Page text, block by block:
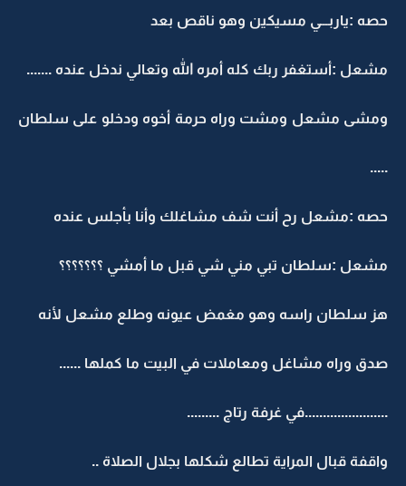
حصه :ياربـــي مسيكين وهو ناقص بعد
مشعل :أستغفر ربك كله أمره الله وتعالي ندخل عنده .......
ومشى مشعل ومشت وراه حرمة أخوه ودخلو على سلطان
.....
حصه :مشعل رح أنت شف مشاغلك وأنا بأجلس عنده
مشعل :سلطان تبي مني شي قبل ما أمشي ؟؟؟؟؟؟؟
هز سلطان راسه وهو مغمض عيونه وطلع مشعل لأنه
صدق وراه مشاغل ومعاملات في البيت ما كملها ......
.......................في غرفة رتاج .........
واقفة قبال المراية تطالع شكلها بجلال الصلاة ..